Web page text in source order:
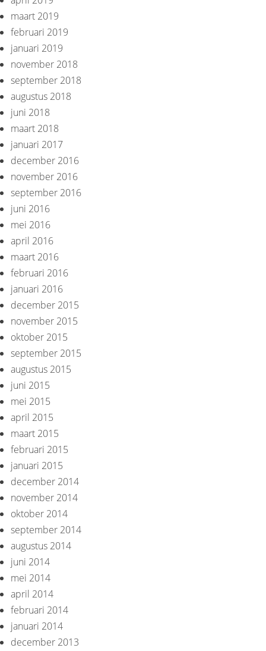
maart 2019
februari 2019
januari 2019
november 2018
september 2018
augustus 2018
juni 2018
maart 2018
januari 2017
december 2016
november 2016
september 2016
juni 2016
mei 2016
april 2016
maart 2016
februari 2016
januari 2016
december 2015
november 2015
oktober 2015
september 2015
augustus 2015
juni 2015
mei 2015
april 2015
maart 2015
februari 2015
januari 2015
december 2014
november 2014
oktober 2014
september 2014
augustus 2014
juni 2014
mei 2014
april 2014
februari 2014
januari 2014
december 2013